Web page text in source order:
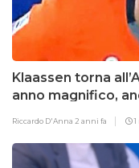
Klaassen torna
anno magnifico,
Riccardo D'Anna 2 anni fa